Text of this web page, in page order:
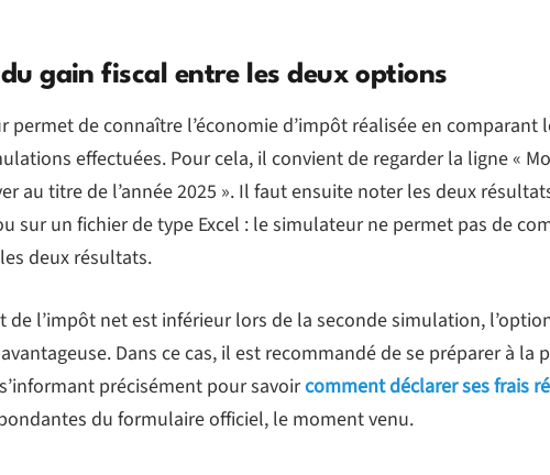
gain fiscal entre les deux options
permet de connaître l’économie d’impôt réalisée en comparant
effectuées. Pour cela, il convient de regarder la ligne «
au titre de l’année 2025 ». Il faut ensuite noter les deux
sur un fichier de type Excel : le simulateur ne permet pas de
deux résultats.
de l’impôt net est inférieur lors de la seconde simulation,
avantageuse. Dans ce cas, il est recommandé de se préparer à la
précisément pour savoircomment déclarer ses frais
du formulaire officiel, le moment venu.